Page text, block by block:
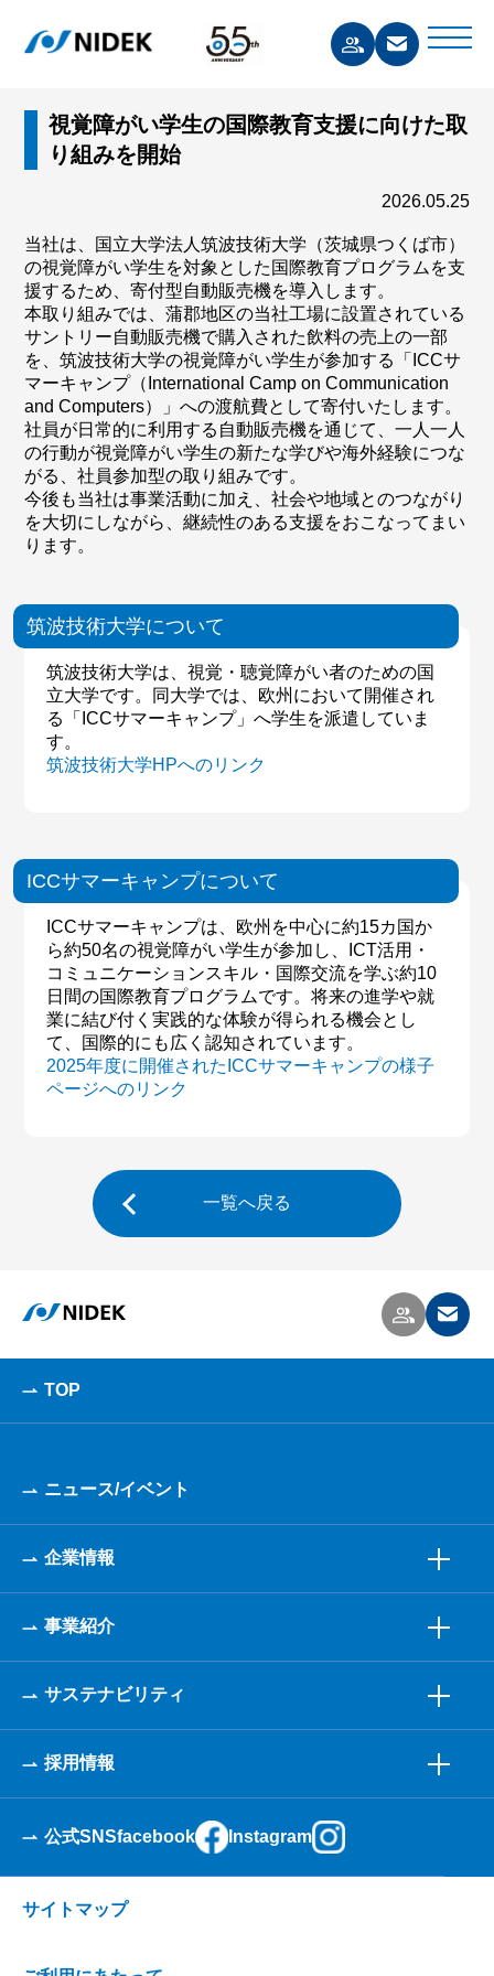
視覚障がい学生の国際教育支援に向けた取
り組みを開始
2026.05.25
当社は、国立大学法人筑波技術大学（茨城県つくば市）
の視覚障がい学生を対象とした国際教育プログラムを支
援するため、寄付型自動販売機を導入します。
本取り組みでは、蒲郡地区の当社工場に設置されている
サントリー自動販売機で購入された飲料の売上の一部
を、筑波技術大学の視覚障がい学生が参加する「ICCサ
マーキャンプ（International Camp on Communication
and Computers）」への渡航費として寄付いたします。
社員が日常的に利用する自動販売機を通じて、一人一人
の行動が視覚障がい学生の新たな学びや海外経験につな
がる、社員参加型の取り組みです。
今後も当社は事業活動に加え、社会や地域とのつながり
を大切にしながら、継続性のある支援をおこなってまい
ります。
筑波技術大学について
筑波技術大学は、視覚・聴覚障がい者のための国
立大学です。同大学では、欧州において開催され
る「ICCサマーキャンプ」へ学生を派遣していま
す。
筑波技術大学HPへのリンク
ICCサマーキャンプについて
ICCサマーキャンプは、欧州を中心に約15カ国か
ら約50名の視覚障がい学生が参加し、ICT活用・
コミュニケーションスキル・国際交流を学ぶ約10
日間の国際教育プログラムです。将来の進学や就
業に結び付く実践的な体験が得られる機会とし
て、国際的にも広く認知されています。
2025年度に開催されたICCサマーキャンプの様子
ページへのリンク
一覧へ戻る
TOP
ニュース/イベント
企業情報
事業紹介
サステナビリティ
採用情報
公式SNSfacebook Instagram
サイトマップ